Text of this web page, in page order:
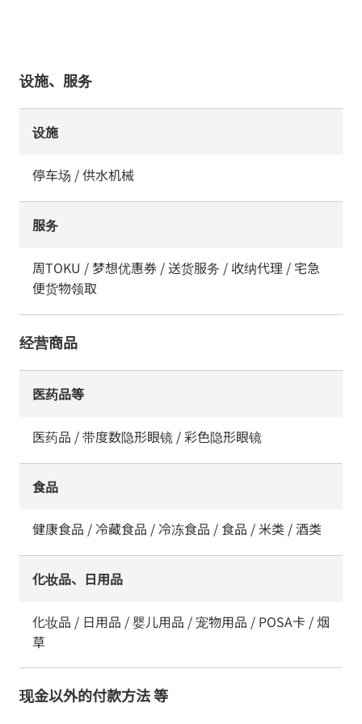
设施、服务
设施
停车场 / 供水机械
服务
周TOKU / 梦想优惠券 / 送货服务 / 收纳代理 / 宅急
便货物领取
经营商品
医药品等
医药品 / 带度数隐形眼镜 / 彩色隐形眼镜
食品
健康食品 / 冷藏食品 / 冷冻食品 / 食品 / 米类 / 酒类
化妆品、日用品
化妆品 / 日用品 / 婴儿用品 / 宠物用品 / POSA卡 / 烟
草
现金以外的付款方法 等